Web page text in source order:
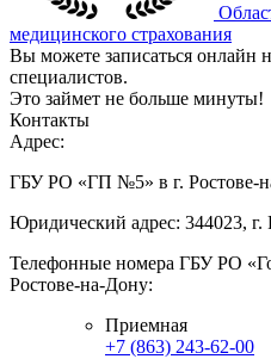
медицинского страхования
Вы можете записаться
специалистов.
Это займет не больше минуты!
Контакты
Адрес:
ГБУ РО «ГП №5» в г. Ростове-
Юридический адрес: 344023,
Телефонные номера ГБУ РО
Ростове-на-Дону:
Приемная
+7 (863) 243-62-00